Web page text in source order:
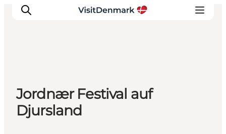
Inspiration
Regionen
Erlebnisse
Jordnær Festival auf
Djursland